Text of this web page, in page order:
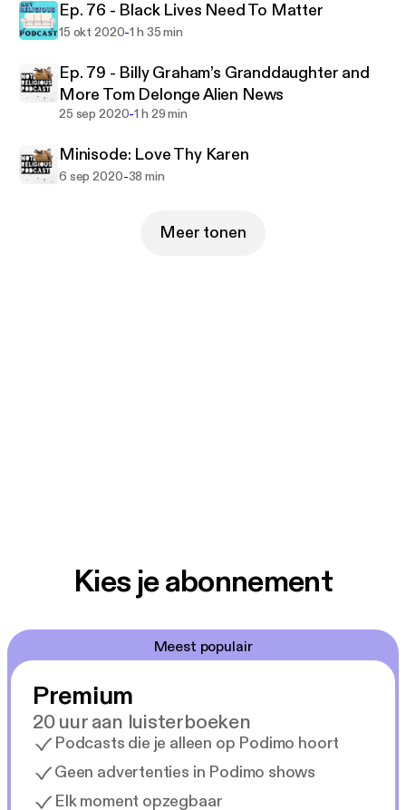
Ep. 76 - Black Lives Need To Matter
15 okt 2020-1 h 35 min
Ep. 79 - Billy Graham’s Granddaughter and
More Tom Delonge Alien News
25 sep 2020-1 h 29 min
Minisode: Love Thy Karen
6 sep 2020-38 min
Meer tonen
Kies je abonnement
Meest populair
Premium
20 uur aan luisterboeken
Podcasts die je alleen op Podimo hoort
Geen advertenties in Podimo shows
Elk moment opzegbaar